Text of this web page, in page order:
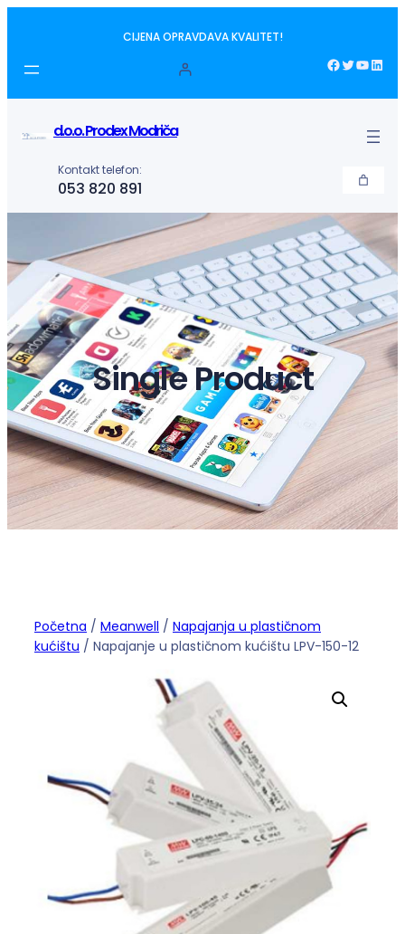
sadržaj
CIJENA OPRAVDAVA KVALITET!
Facebook Twitter YouTube LinkedIn
d.o.o. Prodex Modriča
Kontakt telefon:
053 820 891
Single Product
Početna / Meanwell / Napajanja u plastičnom
kućištu / Napajanje u plastičnom kućištu LPV-150-12